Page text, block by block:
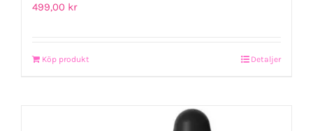
499,00 kr
Köp produkt Detaljer